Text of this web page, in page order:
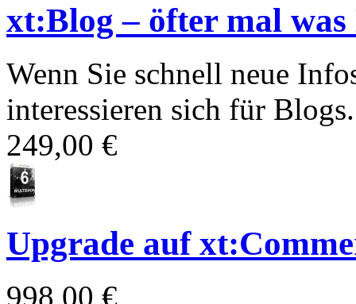
xt:Blog – öfter mal was
Wenn Sie schnell neue
interessieren sich für
249,00 €
Upgrade auf
998,00 €